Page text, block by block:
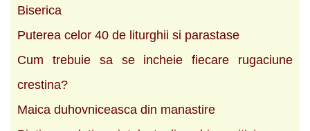
Biserica
Puterea celor 40 de liturghii si parastase
Cum trebuie sa se incheie fiecare rugaciune
crestina?
Maica duhovniceasca din manastire